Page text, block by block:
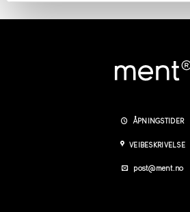
ÅPNINGSTIDER
VEIBESKRIVELSE
post@ment.no